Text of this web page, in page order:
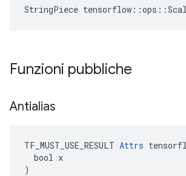
StringPiece tensorflow ::ops ::
Funzioni pubbliche
Antialias
TF_MUST_USE_RESULT Attrs
  bool x
)